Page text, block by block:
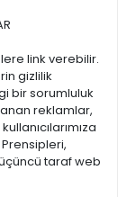
link verebilir.
gizlilik
bir sorumluluk
reklamlar,
Prensipleri,
taraf web